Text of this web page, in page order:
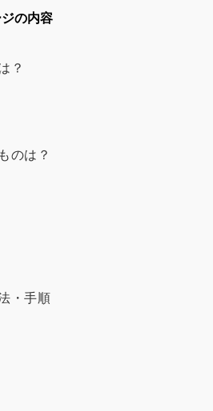
の内容
？
のは？
・手順